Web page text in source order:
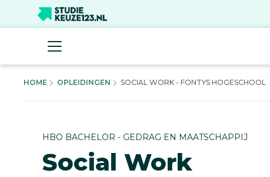
HOME OPLEIDINGEN SOCIAL WORK - FONTYS HOGESCHOOL
HBO BACHELOR - GEDRAG EN MAATSCHAPPIJ
Social Work